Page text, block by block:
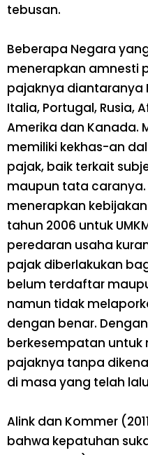
tebusan.
Beberapa Negara
menerapkan amnesti
pajaknya diantaranya
Italia, Portugal, Rusia,
Amerika dan Kanada.
memiliki kekhas-an
pajak, baik terkait
maupun tata caranya.
menerapkan
tahun 2006 untuk
peredaran usaha
pajak diberlakukan
belum terdaftar
namun tidak
dengan benar.
berkesempatan
pajaknya tanpa
di masa yang telah
Alink dan Kommer
bahwa kepatuhan